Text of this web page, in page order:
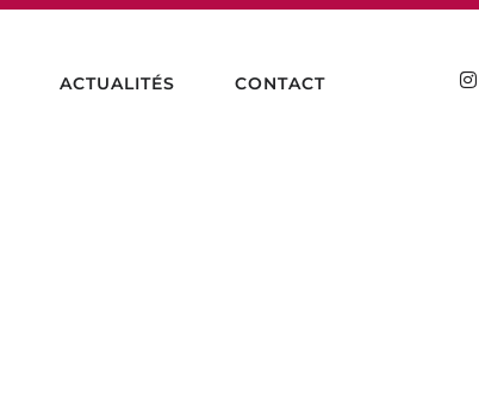
ACTUALITÉS CONTACT